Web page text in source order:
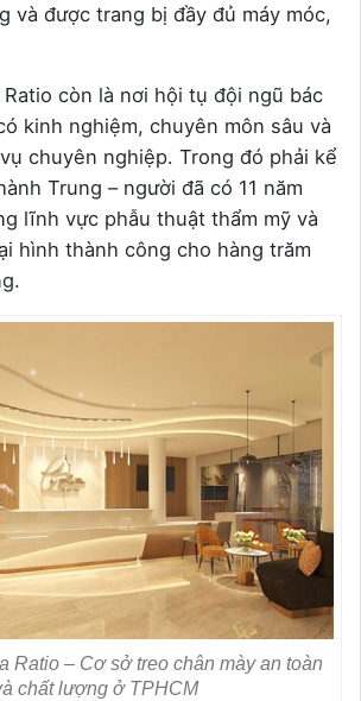
và được trang bị đầy đủ máy móc,
Ratio còn là nơi hội tụ đội ngũ bác
kinh nghiệm, chuyên môn sâu và
chuyên nghiệp. Trong đó phải kể
Trung – người đã có 11 năm
lĩnh vực phẫu thuật thẩm mỹ và
hình thành công cho hàng trăm
Ratio – Cơ sở treo chân mày an toàn
chất lượng ở TPHCM